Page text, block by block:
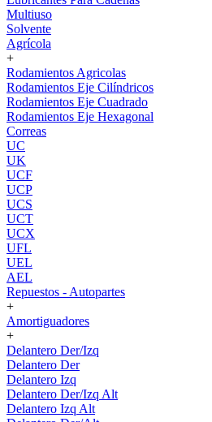
Multiuso
Solvente
Agrícola
+
Rodamientos Agricolas
Rodamientos Eje Cilíndricos
Rodamientos Eje Cuadrado
Rodamientos Eje Hexagonal
Correas
UC
UK
UCF
UCP
UCS
UCT
UCX
UFL
UEL
AEL
Repuestos - Autopartes
+
Amortiguadores
+
Delantero Der/Izq
Delantero Der
Delantero Izq
Delantero Der/Izq Alt
Delantero Izq Alt